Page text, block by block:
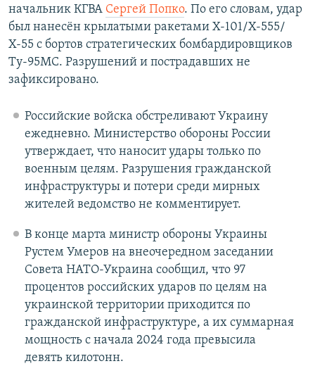
начальник КГВА Сергей Попко. По его словам, удар
был нанесён крылатыми ракетами Х-101/Х-555/
Х-55 с бортов стратегических бомбардировщиков
Ту-95МС. Разрушений и пострадавших не
зафиксировано.
Российские войска обстреливают Украину
ежедневно. Министерство обороны России
утверждает, что наносит удары только по
военным целям. Разрушения гражданской
инфраструктуры и потери среди мирных
жителей ведомство не комментирует.
В конце марта министр обороны Украины
Рустем Умеров на внеочередном заседании
Совета НАТО-Украина сообщил, что 97
процентов российских ударов по целям на
украинской территории приходится по
гражданской инфраструктуре, а их суммарная
мощность с начала 2024 года превысила
девять килотонн.